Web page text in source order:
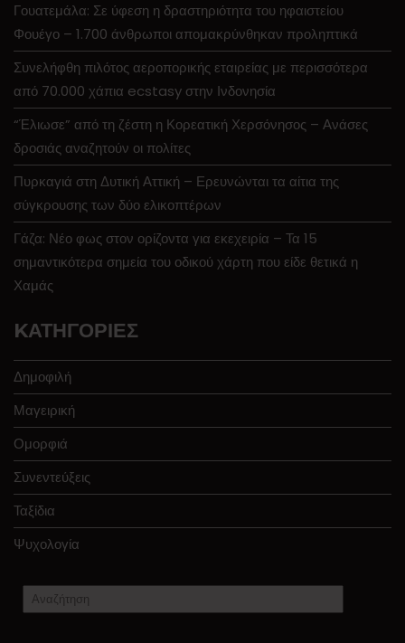
Γουατεμάλα: Σε ύφεση η δραστηριότητα του ηφαιστείου
Φουέγο – 1.700 άνθρωποι απομακρύνθηκαν προληπτικά
Συνελήφθη πιλότος αεροπορικής εταιρείας με περισσότερα
από 70.000 χάπια ecstasy στην Ινδονησία
“Έλιωσε” από τη ζέστη η Κορεατική Χερσόνησος – Ανάσες
δροσιάς αναζητούν οι πολίτες
Πυρκαγιά στη Δυτική Αττική – Ερευνώνται τα αίτια της
σύγκρουσης των δύο ελικοπτέρων
Γάζα: Νέο φως στον ορίζοντα για εκεχειρία – Τα 15
σημαντικότερα σημεία του οδικού χάρτη που είδε θετικά η
Χαμάς
KΑΤΗΓΟΡΊΕΣ
Δημοφιλή
Μαγειρική
Ομορφιά
Συνεντεύξεις
Ταξίδια
Ψυχολογία